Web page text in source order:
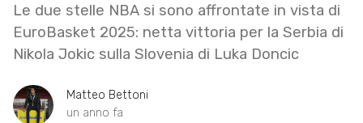
Le due stelle NBA si sono affrontate in vista di
EuroBasket 2025: netta vittoria per la Serbia di
Nikola Jokic sulla Slovenia di Luka Doncic
Matteo Bettoni
un anno fa